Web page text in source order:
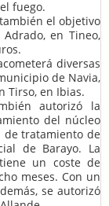
fuego.
el objetivo
en Tineo,
diversas
de Navia,
Tirso, en Ibias.
autorizó la
del núcleo
de tratamiento de
de Barayo. La
un coste de
meses. Con un
se autorizó